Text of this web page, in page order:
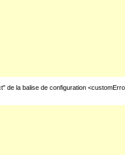
la balise de configuration